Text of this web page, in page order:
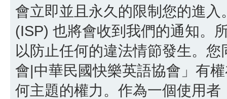
會立即並且永久的限制您的進
(ISP) 也將會收到我們的通知。
以防止任何的違法情節發生。
會|中華民國快樂英語協會」有
何主題的權力。作為一個使用